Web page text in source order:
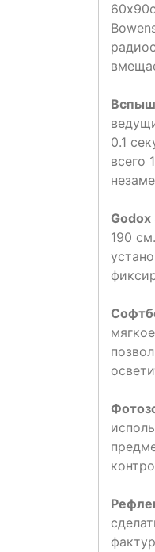
0.1
всего
190